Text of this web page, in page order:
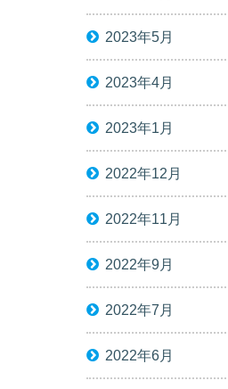
2023年5月
2023年4月
2023年1月
2022年12月
2022年11月
2022年9月
2022年7月
2022年6月